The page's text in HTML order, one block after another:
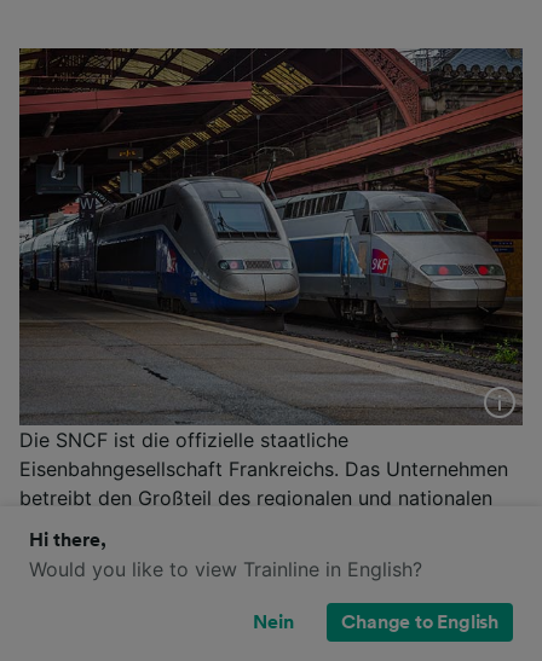
Die SNCF ist die offizielle staatliche
Eisenbahngesellschaft Frankreichs. Das Unternehmen
betreibt den Großteil des regionalen und nationalen
Bahnnetzes. Hochgeschwindigkeitszüge wie der
Eurostar kommen auch international zum Einsatz,
während der TGV und IC der SNCF innerhalb der
Landesgrenzen verkehrt. Das
Hochgeschwindigkeitsnetz verbindet Paris mit
Hi there,
Would you like to view Trainline in English?
Nein Change to English